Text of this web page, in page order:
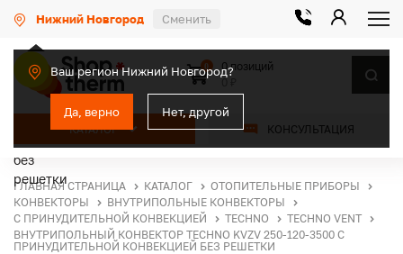
Нижний Новгород Сменить
Ваш регион Нижний Новгород?
Да, верно Нет, другой
КАТАЛОГ КОНСУЛЬТАЦИЯ
0
0 позиций
ГЛАВНАЯ СТРАНИЦА КАТАЛОГ
ОТОПИТЕЛЬНЫЕ ПРИБОРЫ
КОНВЕКТОРЫ
ВНУТРИПОЛЬНЫЕ КОНВЕКТОРЫ
С ПРИНУДИТЕЛЬНОЙ КОНВЕКЦИЕЙ
TECHNO
TECHNO VENT
ВНУТРИПОЛЬНЫЙ КОНВЕКТОР TECHNO KVZV 250-120-3500 С
ПРИНУДИТЕЛЬНОЙ КОНВЕКЦИЕЙ БЕЗ РЕШЕТКИ